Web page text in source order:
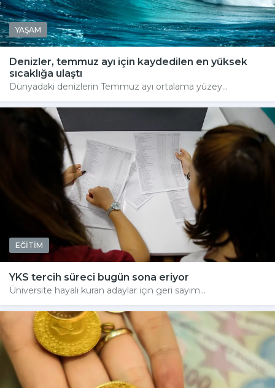
YAŞAM
Denizler, temmuz ayı için kaydedilen en yüksek
sıcaklığa ulaştı
Dünyadaki denizlerin Temmuz ayı ortalama yüzey...
EĞİTİM
YKS tercih süreci bugün sona eriyor
Üniversite hayali kuran adaylar için geri sayım...